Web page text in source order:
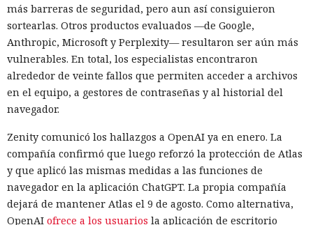
más barreras de seguridad, pero aun así consiguieron
sortearlas. Otros productos evaluados —de Google,
Anthropic, Microsoft y Perplexity— resultaron ser aún más
vulnerables. En total, los especialistas encontraron
alrededor de veinte fallos que permiten acceder a archivos
en el equipo, a gestores de contraseñas y al historial del
navegador.
Zenity comunicó los hallazgos a OpenAI ya en enero. La
compañía confirmó que luego reforzó la protección de Atlas
y que aplicó las mismas medidas a las funciones de
navegador en la aplicación ChatGPT. La propia compañía
dejará de mantener Atlas el 9 de agosto. Como alternativa,
OpenAI ofrece a los usuarios la aplicación de escritorio